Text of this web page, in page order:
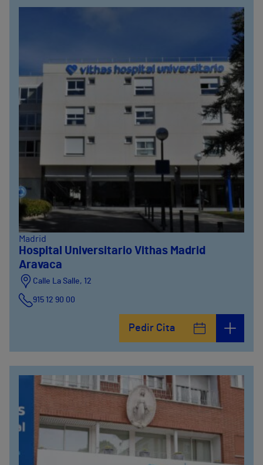
Madrid
Hospital Universitario Vithas Madrid
Aravaca
Calle La Salle, 12
915 12 90 00
Pedir Cita